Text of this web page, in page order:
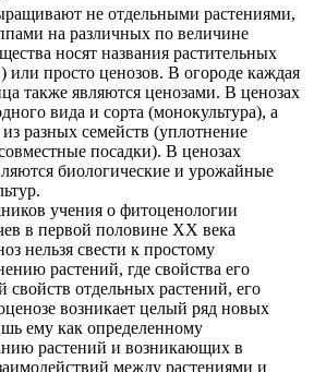
не отдельными растениями,
на различных по величине
носят названия растительных
или просто ценозов. В огороде каждая
также являются ценозами. В ценозах
вида и сорта (монокультура), а
разных семейств (уплотнение
посадки). В ценозах
биологические и урожайные
учения о фитоценологии
в первой половине XX века
нельзя свести к простому
растений, где свойства его
отдельных растений, его
возникает целый ряд новых
ему как определенному
растений и возникающих в
между растениями и